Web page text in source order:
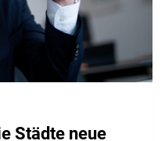
Städte neue